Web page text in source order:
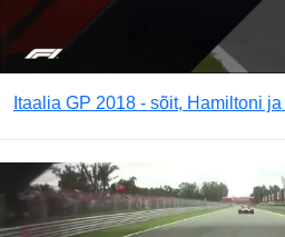
Itaalia GP 2018 - sõit, Hamiltoni